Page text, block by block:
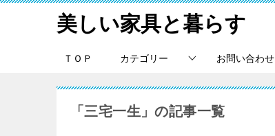
美しい家具と暮らす
ＴＯＰ カテゴリー お問い合わせ
「三宅一生」の記事一覧